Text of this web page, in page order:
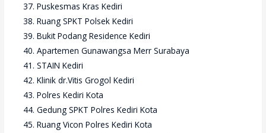
Puskesmas Kras Kediri
Ruang SPKT Polsek Kediri
Bukit Podang Residence Kediri
Apartemen Gunawangsa Merr Surabaya
STAIN Kediri
Klinik dr.Vitis Grogol Kediri
Polres Kediri Kota
Gedung SPKT Polres Kediri Kota
Ruang Vicon Polres Kediri Kota